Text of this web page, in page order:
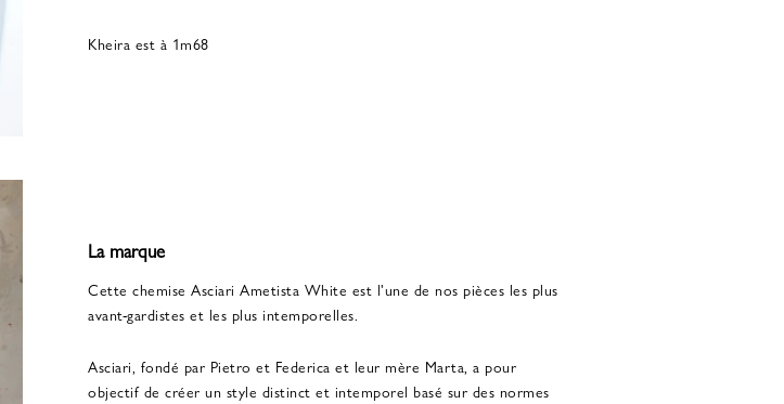
Kheira est à 1m68
La marque
Cette chemise Asciari Ametista White est l'une de nos pièces les plus
avant-gardistes et les plus intemporelles.
Asciari, fondé par Pietro et Federica et leur mère Marta, a pour
objectif de créer un style distinct et intemporel basé sur des normes